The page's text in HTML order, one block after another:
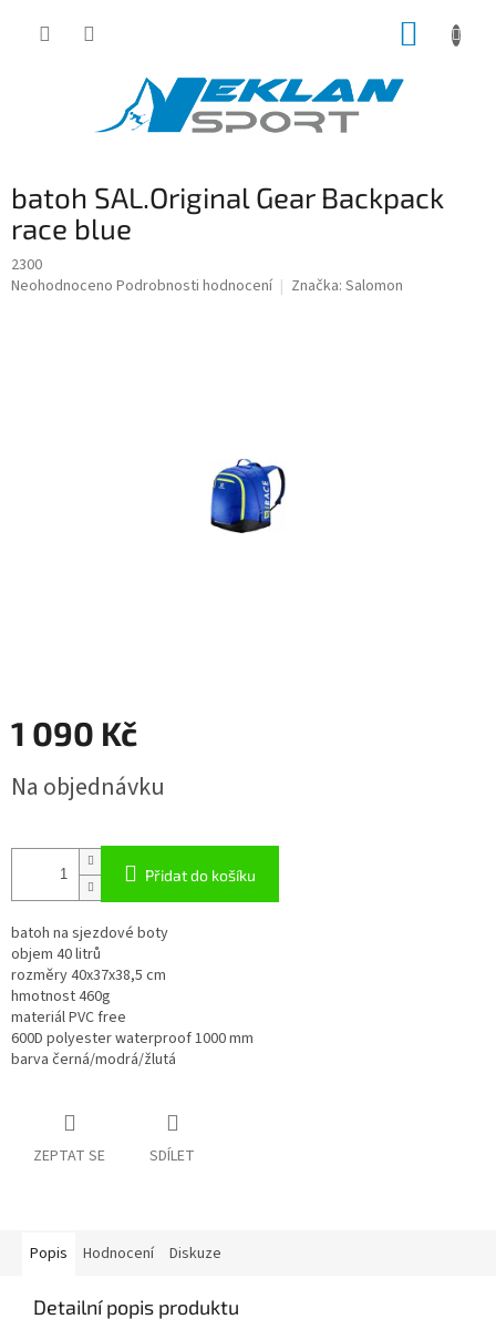
batoh SAL.Original Gear Backpack
race blue
2300
Průměrné
Neohodnoceno Podrobnosti hodnocení Značka: Salomon
1 090 Kč
cena:
Na objednávku
Přidat do košíku
batoh na sjezdové boty
objem 40 litrů
rozměry 40x37x38,5 cm
hmotnost 460g
materiál PVC free
600D polyester waterproof 1000 mm
barva černá/modrá/žlutá
ZEPTAT SE SDÍLET
Popis Hodnocení Diskuze
Detailní popis produktu